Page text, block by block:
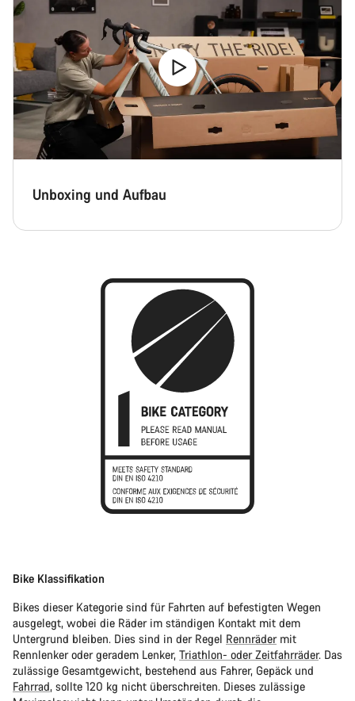
Unboxing und Aufbau
Bike Klassifikation
Bikes dieser Kategorie sind für Fahrten auf befestigten Wegen
ausgelegt, wobei die Räder im ständigen Kontakt mit dem
Untergrund bleiben. Dies sind in der Regel Rennrädermit
Rennlenker oder geradem Lenker, Triathlon- oder Zeitfahrräder. Das
zulässige Gesamtgewicht, bestehend aus Fahrer, Gepäck und
Fahrrad, sollte 120 kg nicht überschreiten. Dieses zulässige